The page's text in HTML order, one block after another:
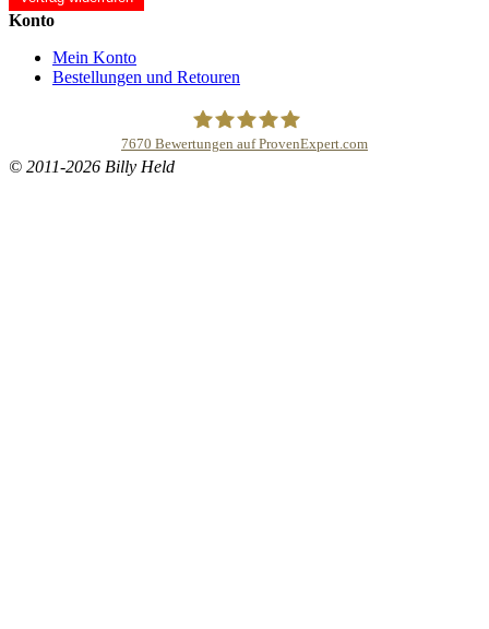
Konto
Mein Konto
Bestellungen und Retouren
7670 Bewertungen auf ProvenExpert.com
© 2011-2026 Billy Held